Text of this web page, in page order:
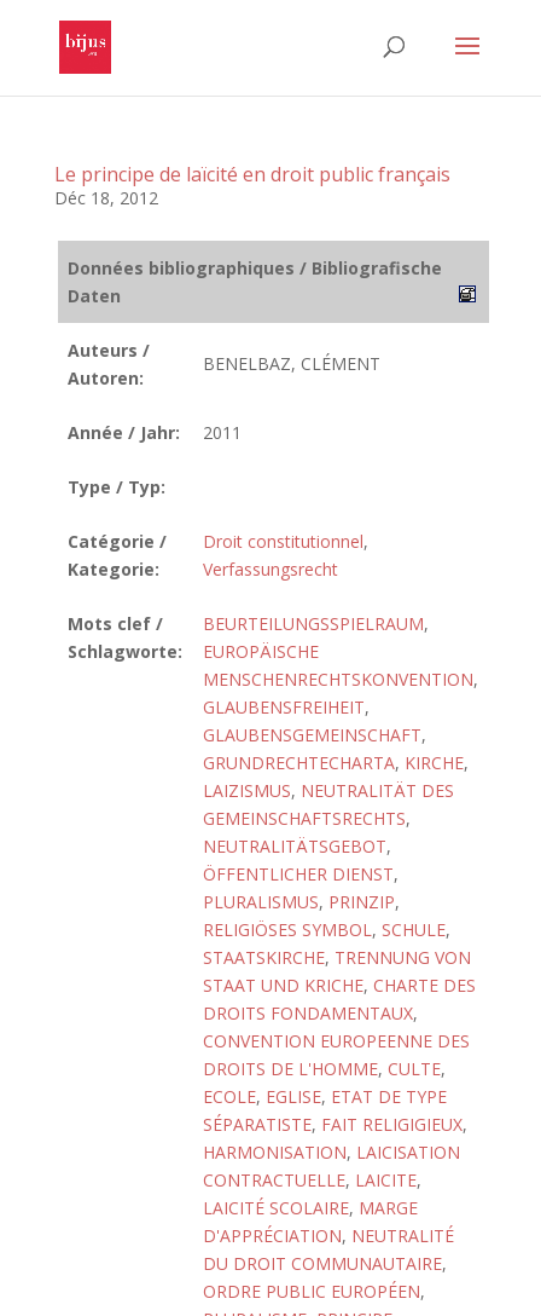
Le principe de laïcité en droit public français
Déc 18, 2012
Données bibliographiques / Bibliografische
Daten
Auteurs /
Autoren:
BENELBAZ, CLÉMENT
Année / Jahr: 2011
Type / Typ:
Catégorie /
Kategorie:
Droit constitutionnel,
Verfassungsrecht
Mots clef /
Schlagworte:
BEURTEILUNGSSPIELRAUM,
EUROPÄISCHE
MENSCHENRECHTSKONVENTION,
GLAUBENSFREIHEIT,
GLAUBENSGEMEINSCHAFT,
GRUNDRECHTECHARTA, KIRCHE,
LAIZISMUS, NEUTRALITÄT DES
GEMEINSCHAFTSRECHTS,
NEUTRALITÄTSGEBOT,
ÖFFENTLICHER DIENST,
PLURALISMUS, PRINZIP,
RELIGIÖSES SYMBOL, SCHULE,
STAATSKIRCHE, TRENNUNG VON
STAAT UND KRICHE, CHARTE DES
DROITS FONDAMENTAUX,
CONVENTION EUROPEENNE DES
DROITS DE L'HOMME, CULTE,
ECOLE, EGLISE, ETAT DE TYPE
SÉPARATISTE, FAIT RELIGIGIEUX,
HARMONISATION, LAICISATION
CONTRACTUELLE, LAICITE,
LAICITÉ SCOLAIRE, MARGE
D'APPRÉCIATION, NEUTRALITÉ
DU DROIT COMMUNAUTAIRE,
ORDRE PUBLIC EUROPÉEN,